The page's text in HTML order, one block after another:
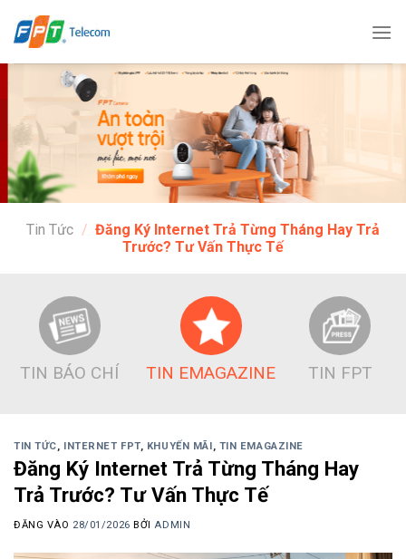
qua
Tin Tức / Đăng Ký Internet Trả Từng Tháng Hay Trả
Trước? Tư Vấn Thực Tế
TIN BÁO CHÍ TIN EMAGAZINE TIN FPT
TIN TỨC, INTERNET FPT, KHUYẾN MÃI, TIN EMAGAZINE
Đăng Ký Internet Trả Từng Tháng Hay
Trả Trước? Tư Vấn Thực Tế
ĐĂNG VÀO 28/01/2026 BỞI ADMIN